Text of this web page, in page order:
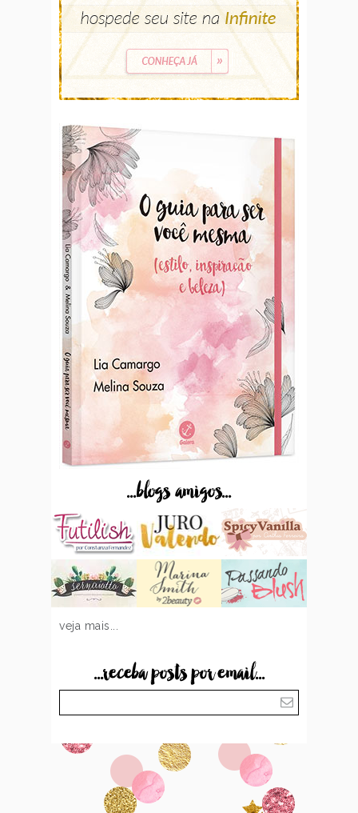
...blogs amigos...
veja mais...
...receba posts por email...